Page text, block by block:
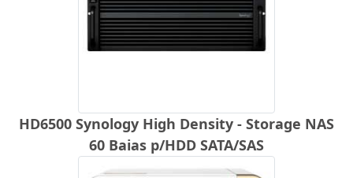
HD6500 Synology High Density - Storage NAS
60 Baias p/HDD SATA/SAS